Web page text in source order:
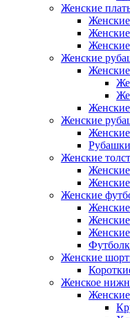
Женские
Женские
Женские
Женские
Женские
Женские
Женское